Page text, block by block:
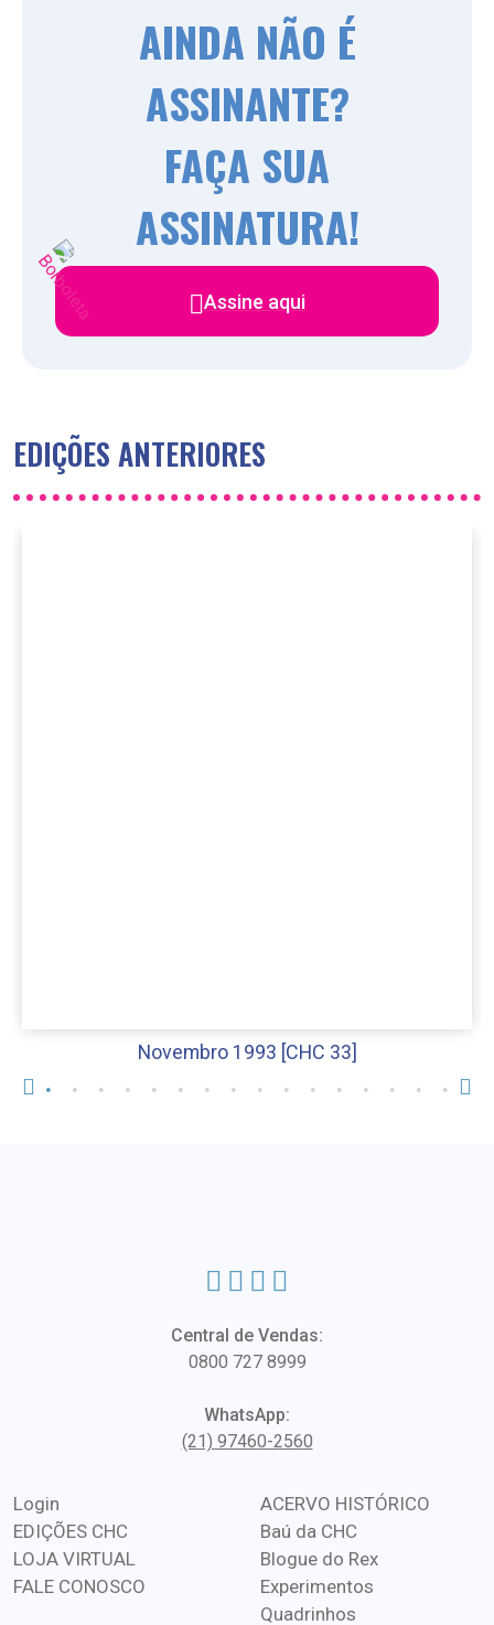
AINDA NÃO É
ASSINANTE?
FAÇA SUA
ASSINATURA!
Assine aqui
EDIÇÕES ANTERIORES
Novembro 1993 [CHC 33]
Central de Vendas:
0800 727 8999
WhatsApp:
(21) 97460-2560
Login
EDIÇÕES CHC
LOJA VIRTUAL
FALE CONOSCO
ACERVO HISTÓRICO
Baú da CHC
Blogue do Rex
Experimentos
Quadrinhos